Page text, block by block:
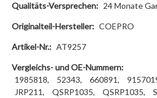
Qualitäts-Versprechen: 24 Monate
Originalteil-Hersteller: COEPRO
Artikel-Nr.: AT9257
Vergleichs- und OE-Nummern:
1985818,
52343, 660891,
JRP211,
QSRP1035, QSRP1035,